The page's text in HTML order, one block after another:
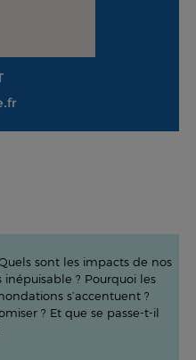
sont les impacts de nos
inépuisable ? Pourquoi les
s’accentuent ?
? Et que se passe-t-il